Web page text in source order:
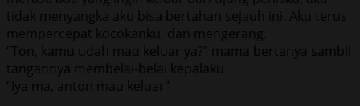
tidak menyangka aku bisa bertahan sejauh ini. Aku terus
mempercepat kocokanku, dan mengerang.
“Ton, kamu udah mau keluar ya?” mama bertanya sambil
tangannya membelai-belai kepalaku
“Iya ma, anton mau keluar”